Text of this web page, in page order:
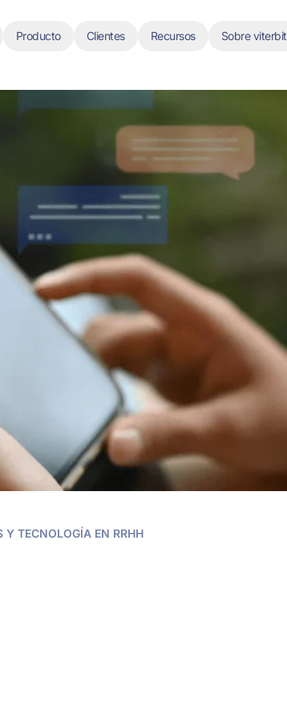
Producto Clientes Recursos Sobre viterbit
Y TECNOLOGÍA EN RRHH